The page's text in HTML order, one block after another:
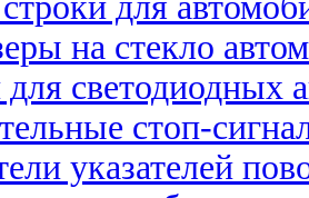
на стекло
светодиодных
стоп-
указателей